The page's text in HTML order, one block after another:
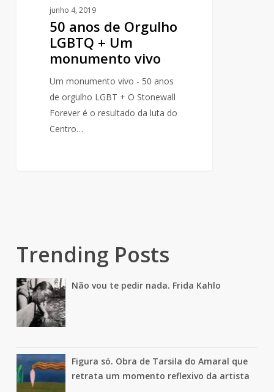
junho 4, 2019
50 anos de Orgulho
LGBTQ + Um
monumento vivo
Um monumento vivo - 50 anos
de orgulho LGBT + O Stonewall
Forever é o resultado da luta do
Centro…
Trending Posts
Não vou te pedir nada. Frida Kahlo
Figura só. Obra de Tarsila do Amaral que
retrata um momento reflexivo da artista